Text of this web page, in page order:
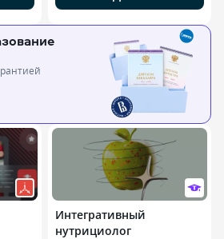
Интегративный
нутрициолог